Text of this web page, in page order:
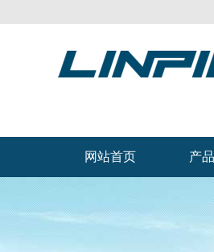
网站首页 产